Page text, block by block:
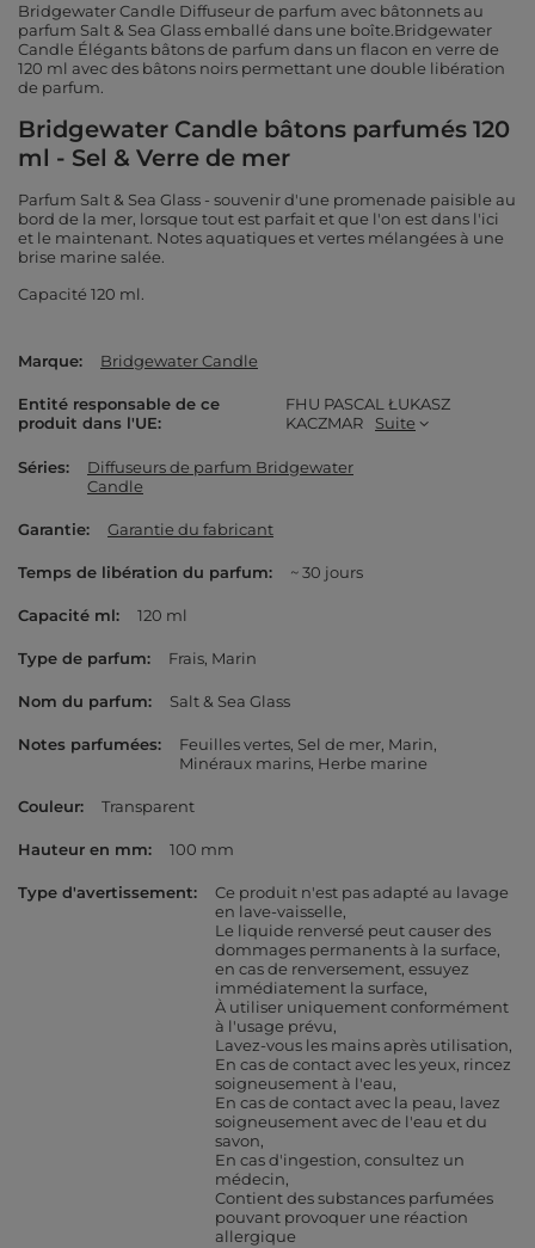
Bridgewater Candle Diffuseur de parfum avec bâtonnets au
parfum Salt & Sea Glass emballé dans une boîte.Bridgewater
Candle Élégants bâtons de parfum dans un flacon en verre de
120 ml avec des bâtons noirs permettant une double libération
de parfum.
Bridgewater Candle bâtons parfumés 120
ml - Sel & Verre de mer
Parfum Salt & Sea Glass - souvenir d'une promenade paisible au
bord de la mer, lorsque tout est parfait et que l'on est dans l'ici
et le maintenant. Notes aquatiques et vertes mélangées à une
brise marine salée.
Capacité 120 ml.
Marque Bridgewater Candle
Entité responsable de ce
produit dans l'UE
FHU PASCAL ŁUKASZ
KACZMAR
Suite
Séries
Diffuseurs de parfum Bridgewater
Candle
Garantie Garantie du fabricant
Temps de libération du parfum ~ 30 jours
Capacité ml 120 ml
Type de parfum Frais Marin
Nom du parfum Salt & Sea Glass
Notes parfumées Feuilles vertes Sel de mer Marin
Minéraux marins Herbe marine
Couleur Transparent
Hauteur en mm 100 mm
Type d'avertissement
Ce produit n'est pas adapté au lavage
en lave-vaisselle
Le liquide renversé peut causer des
dommages permanents à la surface,
en cas de renversement, essuyez
immédiatement la surface
À utiliser uniquement conformément
à l'usage prévu
Lavez-vous les mains après utilisation
En cas de contact avec les yeux, rincez
soigneusement à l'eau
En cas de contact avec la peau, lavez
soigneusement avec de l'eau et du
savon
En cas d'ingestion, consultez un
médecin
Contient des substances parfumées
pouvant provoquer une réaction
allergique